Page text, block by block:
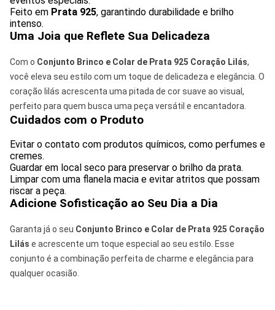
Feito em Prata 925, garantindo durabilidade e brilho
intenso.
Uma Joia que Reflete Sua Delicadeza
Com o Conjunto Brinco e Colar de Prata 925 Coração Lilás,
você eleva seu estilo com um toque de delicadeza e elegância. O
coração lilás acrescenta uma pitada de cor suave ao visual,
perfeito para quem busca uma peça versátil e encantadora.
Cuidados com o Produto
Evitar o contato com produtos químicos, como perfumes e
cremes.
Guardar em local seco para preservar o brilho da prata.
Limpar com uma flanela macia e evitar atritos que possam
riscar a peça.
Adicione Sofisticação ao Seu Dia a Dia
Garanta já o seu Conjunto Brinco e Colar de Prata 925 Coração
Lilás e acrescente um toque especial ao seu estilo. Esse
conjunto é a combinação perfeita de charme e elegância para
qualquer ocasião.